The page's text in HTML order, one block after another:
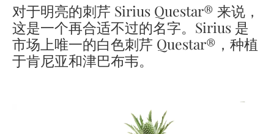
对于明亮的刺芹 Sirius Questar® 来说，
这是一个再合适不过的名字。Sirius 是
市场上唯一的白色刺芹 Questar®，种植
于肯尼亚和津巴布韦。